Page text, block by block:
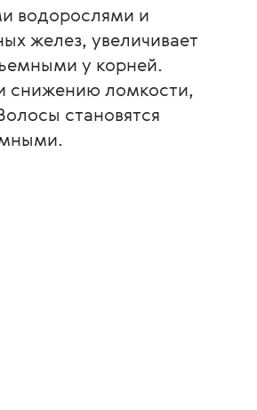
водорослями и
желез, увеличивает
у корней.
снижению ломкости,
становятся